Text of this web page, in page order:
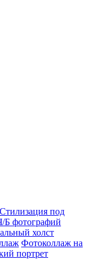
Стилизация под
Б фотографий
холст
Фотоколлаж на
портрет